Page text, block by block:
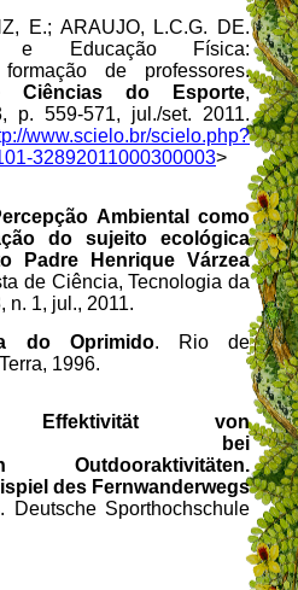
E.; ARAUJO, L.C.G. DE.
e Educação Física:
de professores.
Ciências do Esporte,
p. 559-571, jul./set. 2011.
www.scielo.br/scielo.php?
32892011000300003>
Ambiental como
do sujeito ecológica
Padre Henrique Várzea
de Ciência, Tecnologia da
n. 1, jul., 2011.
do Oprimido. Rio de
1996.
Effektivität von
bei
Outdooraktivitäten.
des Fernwanderwegs
Deutsche Sporthochschule